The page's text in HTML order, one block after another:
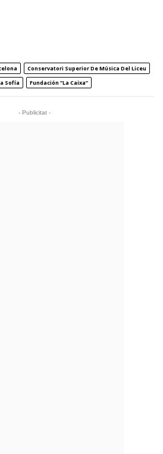
Conservatori Superior De Música Del Liceu
Sofía
Fundación ”la Caixa”
- Publicitat -